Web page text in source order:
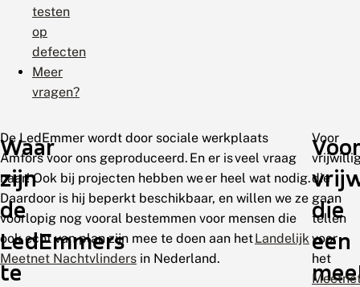
testen
op
defecten
Meer
vragen?
Waar
zijn
de
LedEmmers
te
De LedEmmer wordt door sociale werkplaats
Amfors voor ons geproduceerd. En er is veel vraag
naar! Ook bij projecten hebben we er heel wat nodig.
Daardoor is hij beperkt beschikbaar, en willen we ze
voorlopig nog vooral bestemmen voor mensen die
ook echt van plan zijn mee te doen aan hetLandelijk
Meetnet Nachtvlinders in Nederland.
Voor
die
een
Voor
die
gaan
tellen
voor
het